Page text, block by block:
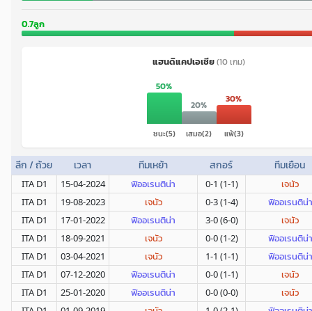
0.7ลูก
แฮนดิแคปเอเชีย(10 เกม)
50%
ชนะ(5)
20%
เสมอ(2)
30%
แพ้(3)
ลีก / ถ้วย เวลา ทีมเหย้า สกอร์ ทีมเยือน
ITA D1 15-04-2024 ฟิออเรนติน่า 0-1 (1-1) เจนัว
ITA D1 19-08-2023 เจนัว 0-3 (1-4) ฟิออเรนติน่า
ITA D1 17-01-2022 ฟิออเรนติน่า 3-0 (6-0) เจนัว
ITA D1 18-09-2021 เจนัว 0-0 (1-2) ฟิออเรนติน่า
ITA D1 03-04-2021 เจนัว 1-1 (1-1) ฟิออเรนติน่า
ITA D1 07-12-2020 ฟิออเรนติน่า 0-0 (1-1) เจนัว
ITA D1 25-01-2020 ฟิออเรนติน่า 0-0 (0-0) เจนัว